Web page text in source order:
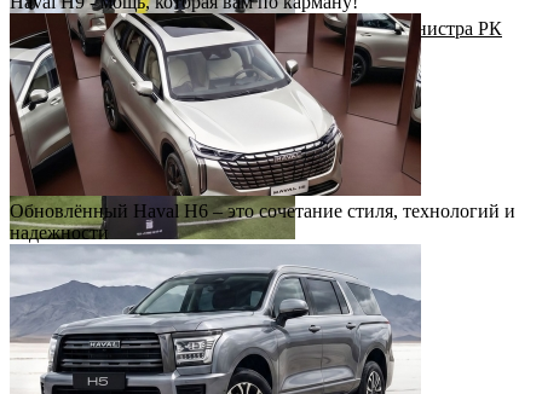
Рабочий визит Первого заместителя Премьер-министра РК
Н.Налибаева на завод КАИК
Футбольный драйв с Haval Virazh!
Обновлённый Haval H6 – это сочетание стиля, технологий и
надежности